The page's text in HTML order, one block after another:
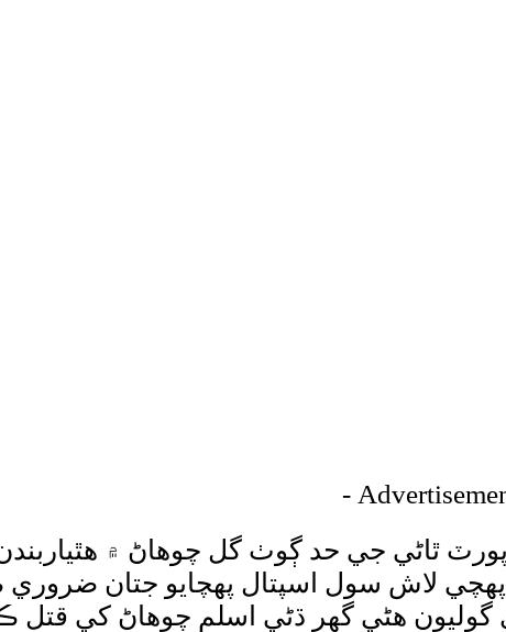
ٿاڻي جي حد ڳوٺ گل چوهاڻ ۾
لاش سول اسپتال پهچايو جتان ضروري
گوليون هڻي گهر ڌڻي اسلم چوهاڻ کي قتل